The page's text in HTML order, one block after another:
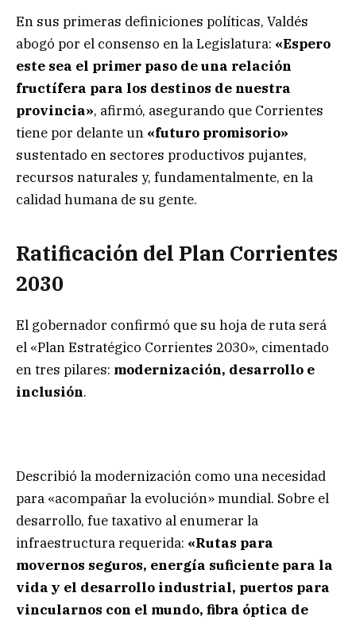
En sus primeras definiciones políticas, Valdés
abogó por el consenso en la Legislatura: «Espero
este sea el primer paso de una relación
fructífera para los destinos de nuestra
provincia», afirmó, asegurando que Corrientes
tiene por delante un «futuro promisorio»
sustentado en sectores productivos pujantes,
recursos naturales y, fundamentalmente, en la
calidad humana de su gente.
Ratificación del Plan Corrientes
2030
El gobernador confirmó que su hoja de ruta será
el «Plan Estratégico Corrientes 2030», cimentado
en tres pilares: modernización, desarrollo e
inclusión.
Describió la modernización como una necesidad
para «acompañar la evolución» mundial. Sobre el
desarrollo, fue taxativo al enumerar la
infraestructura requerida: «Rutas para
movernos seguros, energía suficiente para la
vida y el desarrollo industrial, puertos para
vincularnos con el mundo, fibra óptica de